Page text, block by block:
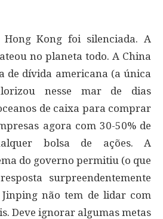
Kong foi silenciada. A
no planeta todo. A China
de dívida americana (a única
nesse mar de dias
de caixa para comprar
agora com 30-50% de
bolsa de ações. A
do governo permitiu (o que
surpreendentemente
não tem de lidar com
Deve ignorar algumas metas